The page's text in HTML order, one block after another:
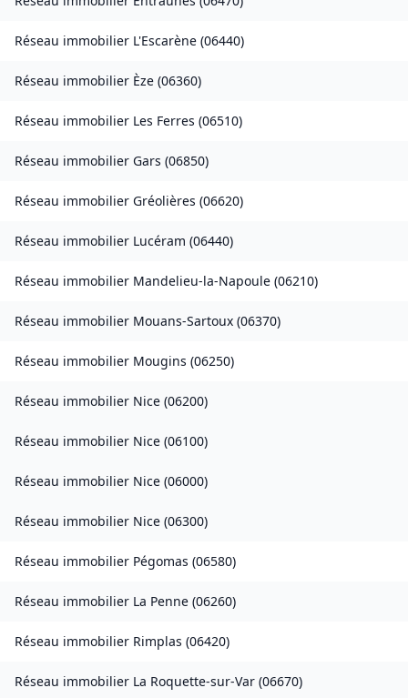
Réseau immobilier L'Escarène (06440)
Réseau immobilier Èze (06360)
Réseau immobilier Les Ferres (06510)
Réseau immobilier Gars (06850)
Réseau immobilier Gréolières (06620)
Réseau immobilier Lucéram (06440)
Réseau immobilier Mandelieu-la-Napoule (06210)
Réseau immobilier Mouans-Sartoux (06370)
Réseau immobilier Mougins (06250)
Réseau immobilier Nice (06200)
Réseau immobilier Nice (06100)
Réseau immobilier Nice (06000)
Réseau immobilier Nice (06300)
Réseau immobilier Pégomas (06580)
Réseau immobilier La Penne (06260)
Réseau immobilier Rimplas (06420)
Réseau immobilier La Roquette-sur-Var (06670)